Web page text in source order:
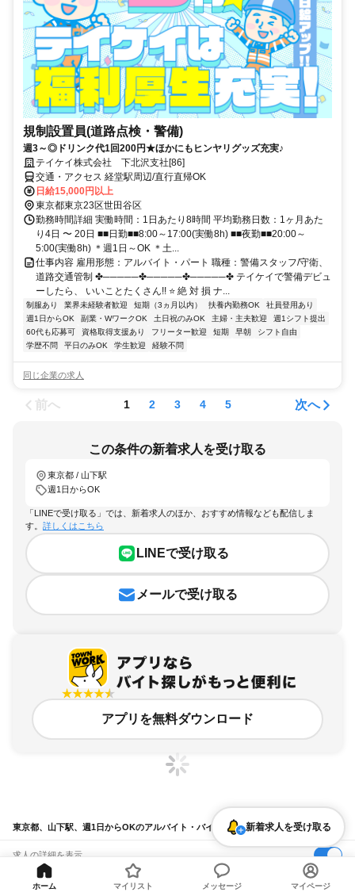
規制設置員(道路点検・警備)
週3～◎ドリンク代1回200円★ほかにもヒンヤリグッズ充実♪
テイケイ株式会社 下北沢支社[86]
交通・アクセス 経堂駅周辺/直行直帰OK
日給15,000円以上
東京都東京23区世田谷区
勤務時間詳細 実働時間：1日あたり8時間 平均勤務日数：1ヶ月あた
り4日 〜 20日 ■■日勤■■8:00～17:00(実働8h) ■■夜勤■■20:00～
5:00(実働8h) ＊週1日～OK ＊土...
仕事内容 雇用形態：アルバイト・パート 職種：警備スタッフ/守衛、
道路交通管制 ✤─────✤─────✤─────✤ テイケイで警備デビュ
ーしたら、 いいことたくさん!! ⭐ 絶 対 損 ナ...
制服あり 業界未経験者歓迎 短期（3ヵ月以内） 扶養内勤務OK
社員登用あり
週1日からOK
副業・WワークOK 土日祝のみOK 主婦・主夫歓迎
週1シフト提出
60代も応募可
資格取得支援あり フリーター歓迎 短期 早朝
シフト自由
学歴不問
平日のみOK 学生歓迎 経験不問
同じ企業の求人
前へ 1 2 3 4 5 次へ
この条件の新着求人を受け取る
東京都 / 山下駅
週1日からOK
「LINEで受け取る」では、新着求人のほか、おすすめ情報なども配信しま
す。 詳しくはこちら
LINEで受け取る
メールで受け取る
アプリを無料ダウンロード
東京都、山下駅、週1日からOKのアルバイト・バイト求人情報
求人の詳細を表示
条件を追加・変更して検索
新着求人を受け取る
ホーム マイリスト メッセージ マイページ